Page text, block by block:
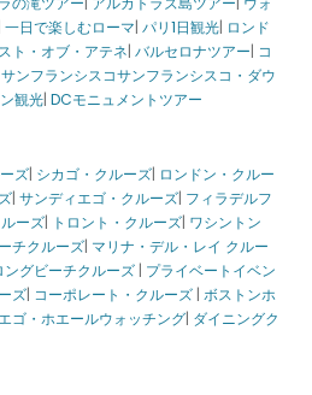
一日で楽しむローマ| パリ1日観光| ロンド
ト・オブ・アテネ| バルセロナツアー| コ
サンフランシスコサンフランシスコ・ダウ
観光| DCモニュメントツアー
ズ| シカゴ・クルーズ| ロンドン・クルー
| サンディエゴ・クルーズ| フィラデルフ
ーズ| トロント・クルーズ| ワシントン
チクルーズ| マリナ・デル・レイ クルー
ングビーチクルーズ | プライベートイベン
ズ| コーポレート・クルーズ | ボストンホ
ゴ・ホエールウォッチング| ダイニングク